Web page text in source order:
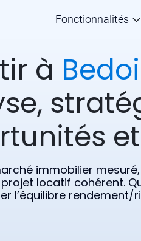
Fonctionnalités
à
immobilier
locatif cohérent.
l’équilibre rendement/